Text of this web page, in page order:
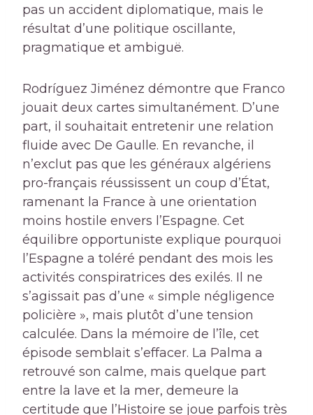
pas un accident diplomatique, mais le
résultat d’une politique oscillante,
pragmatique et ambiguë.
Rodríguez Jiménez démontre que Franco
jouait deux cartes simultanément. D’une
part, il souhaitait entretenir une relation
fluide avec De Gaulle. En revanche, il
n’exclut pas que les généraux algériens
pro-français réussissent un coup d’État,
ramenant la France à une orientation
moins hostile envers l’Espagne. Cet
équilibre opportuniste explique pourquoi
l’Espagne a toléré pendant des mois les
activités conspiratrices des exilés. Il ne
s’agissait pas d’une « simple négligence
policière », mais plutôt d’une tension
calculée. Dans la mémoire de l’île, cet
épisode semblait s’effacer. La Palma a
retrouvé son calme, mais quelque part
entre la lave et la mer, demeure la
certitude que l’Histoire se joue parfois très